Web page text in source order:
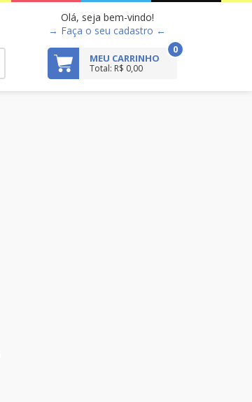
Olá, seja bem-vindo!
→ Faça o seu cadastro ←
MEU CARRINHO
Total: R$ 0,00
0